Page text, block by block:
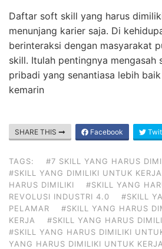
Daftar soft skill yang harus
menunjang karier saja. Di
berinteraksi dengan masyarakat
skill. Itulah pentingnya
pribadi yang senantiasa lebih
kemarin
SHARE THIS Facebook
TAGS:
#7 SKILL YANG HARUS
#SKILL YANG DIMILIKI UNTUK KERJA
HARUS DIMILIKI
#SKILL YANG
REVOLUSI INDUSTRI 4.0
#SKILL
PELAMAR
#SKILL YANG HARUS
KERJA
#SKILL YANG HARUS
#SKILL YANG HARUS DIMILIKI
YANG HARUS DIMILIKI UNTUK KERJA